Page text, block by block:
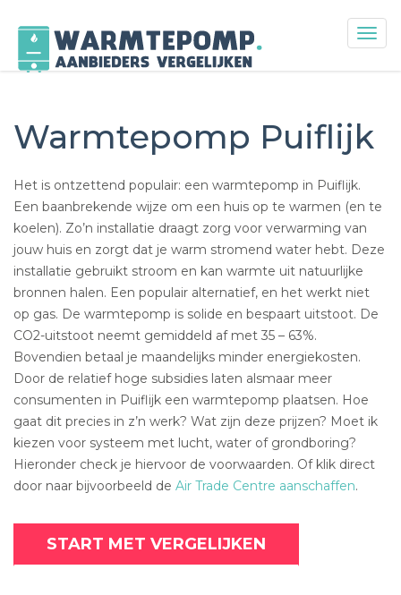
content
Warmtepomp Puiflijk
Het is ontzettend populair: een warmtepomp in Puiflijk.
Een baanbrekende wijze om een huis op te warmen (en te
koelen). Zo’n installatie draagt zorg voor verwarming van
jouw huis en zorgt dat je warm stromend water hebt. Deze
installatie gebruikt stroom en kan warmte uit natuurlijke
bronnen halen. Een populair alternatief, en het werkt niet
op gas. De warmtepomp is solide en bespaart uitstoot. De
CO2-uitstoot neemt gemiddeld af met 35 – 63%.
Bovendien betaal je maandelijks minder energiekosten.
Door de relatief hoge subsidies laten alsmaar meer
consumenten in Puiflijk een warmtepomp plaatsen. Hoe
gaat dit precies in z’n werk? Wat zijn deze prijzen? Moet ik
kiezen voor systeem met lucht, water of grondboring?
Hieronder check je hiervoor de voorwaarden. Of klik direct
door naar bijvoorbeeld de Air Trade Centre aanschaffen.
START MET VERGELIJKEN